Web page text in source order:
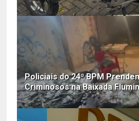
Policiais do 24º BPM
Criminosos na Baixada